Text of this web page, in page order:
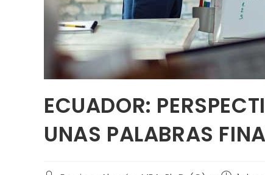
ECUADOR:
UNAS PALABRAS